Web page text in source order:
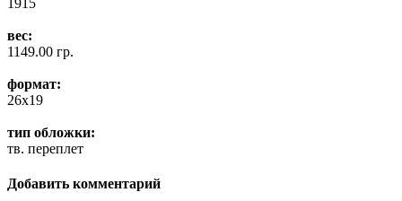
1915
вес:
1149.00 гр.
формат:
26x19
тип обложки:
тв. переплет
Добавить комментарий